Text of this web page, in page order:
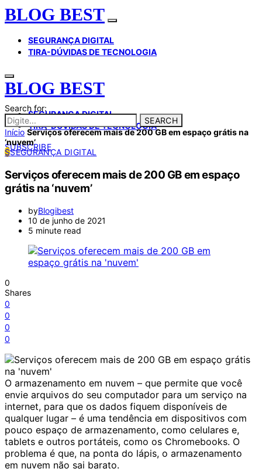
BLOG BEST
SEGURANÇA DIGITAL
TIRA-DÚVIDAS DE TECNOLOGIA
BLOG BEST
SEGURANÇA DIGITAL
TIRA-DÚVIDAS DE TECNOLOGIA
SUBSCRIBE
Search for:
SEARCH
Início Serviços oferecem mais de 200 GB em espaço grátis na
‘nuvem’
SSEGURANÇA DIGITAL
Serviços oferecem mais de 200 GB em espaço
grátis na ‘nuvem’
byBlogibest
10 de junho de 2021
5 minute read
0
Shares
0
0
0
0
O armazenamento em nuvem – que permite que você
envie arquivos do seu computador para um serviço na
internet, para que os dados fiquem disponíveis de
qualquer lugar – é uma tendência em dispositivos com
pouco espaço de armazenamento, como celulares e,
tablets e outros portáteis, como os Chromebooks. O
problema é que, na ponta do lápis, o armazenamento
em nuvem não sai barato.